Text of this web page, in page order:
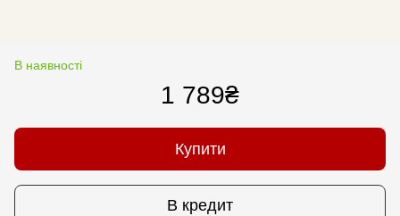
В наявності
1 789₴
Купити
В кредит